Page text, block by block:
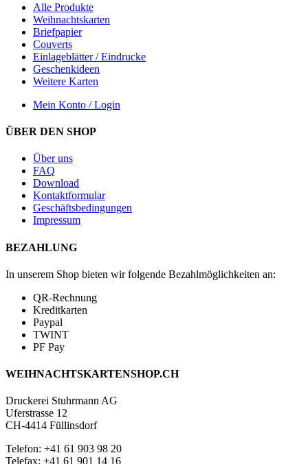
Alle Produkte
Weihnachtskarten
Briefpapier
Couverts
Einlageblätter / Eindrucke
Geschenkideen
Weitere Karten
Mein Konto / Login
ÜBER DEN SHOP
Über uns
FAQ
Download
Kontaktformular
Geschäftsbedingungen
Impressum
BEZAHLUNG
In unserem Shop bieten wir folgende Bezahlmöglichkeiten an:
QR-Rechnung
Kreditkarten
Paypal
TWINT
PF Pay
WEIHNACHTSKARTENSHOP.CH
Druckerei Stuhrmann AG
Uferstrasse 12
CH-4414 Füllinsdorf
Telefon: +41 61 903 98 20
Telefax: +41 61 901 14 16